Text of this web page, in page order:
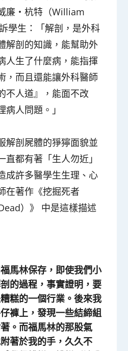
廉‧杭特（William
學生：「解剖，是外科
解剖的知識，能幫助外
人生了什麼病，能指揮
，而且還能讓外科醫師
不人道』，能面不改
人問題。」
解剖屍體的猙獰面貌並
都有著「生人勿近」
成許多醫學生生理、心
在著作《挖掘死者
）》 中是這樣描述
馬林保存，即使我們小
的過程，事實證明，要
糕的一個行業。後來我
褲上，發現一些結締組
。而福馬林的那股氣
著於我的手，久久不